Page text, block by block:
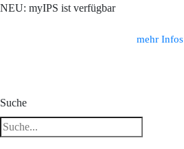
NEU: myIPS ist verfügbar
mehr Infos
Suche